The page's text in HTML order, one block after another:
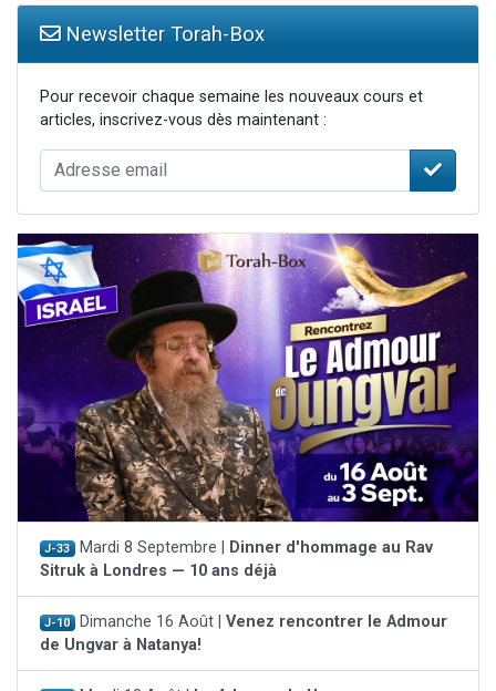
Newsletter Torah-Box
Pour recevoir chaque semaine les nouveaux cours et
articles, inscrivez-vous dès maintenant :
J-33 Mardi 8 Septembre |
Dinner d'hommage au Rav
Sitruk à Londres — 10 ans déjà
J-10 Dimanche 16 Août | Venez rencontrer le Admour
de Ungvar à Natanya!